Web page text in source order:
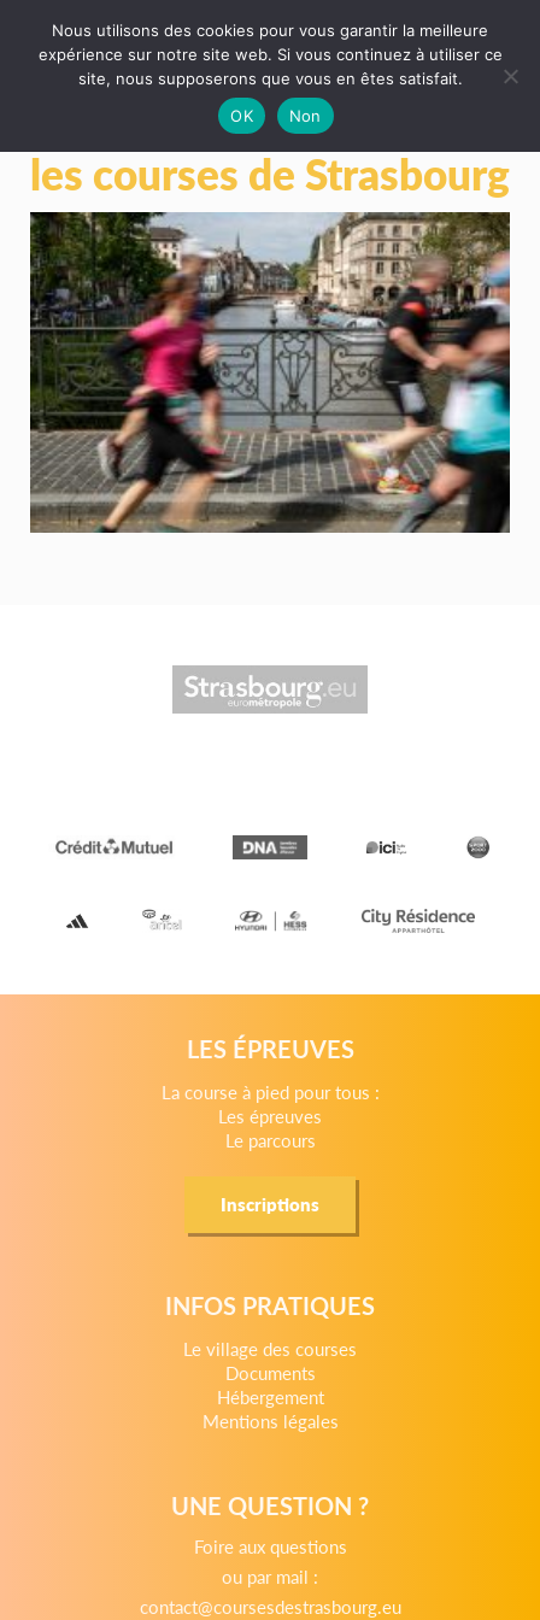
les courses de Strasbourg
LES ÉPREUVES
La course à pied pour tous :
Les épreuves
Le parcours
Inscriptions
INFOS PRATIQUES
Le village des courses
Documents
Hébergement
Mentions légales
UNE QUESTION ?
Foire aux questions
ou par mail :
contact@coursesdestrasbourg.eu
Nous utilisons des cookies pour vous garantir la meilleure
expérience sur notre site web. Si vous continuez à utiliser ce
site, nous supposerons que vous en êtes satisfait.
OK
Non